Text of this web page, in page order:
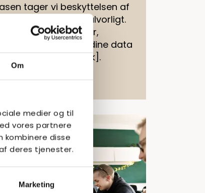
Om
medier og til
vores partnere
kombinere disse
deres tjenester.
Marketing
tager vi beskyttelsen af
personoplysninger alvorligt.
hvordan vi behandler,
og beskytter dine data
[persondatapolitik].